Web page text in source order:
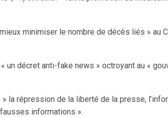
minimiser le nombre de décès liés » au
un décret anti-fake news » octroyant au «
la répression de la liberté de la presse,
informations ».